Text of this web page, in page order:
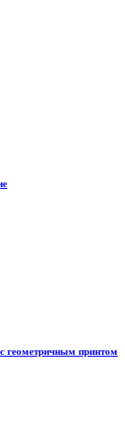
геометричным принтом